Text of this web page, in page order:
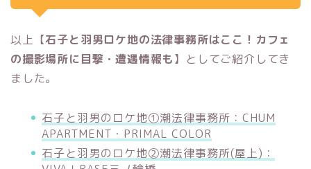
以上【石子と羽男ロケ地の法律事務所はここ！カフェ
の撮影場所に目撃・遭遇情報も】としてご紹介してき
ました。
石子と羽男のロケ地①潮法律事務所：CHUM
APARTMENT・PRIMAL COLOR
石子と羽男のロケ地②潮法律事務所(屋上)：